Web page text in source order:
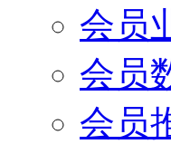
会员
会员
会员